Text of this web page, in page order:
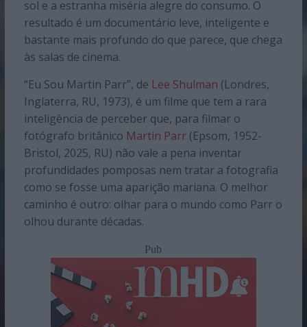
sol e a estranha miséria alegre do consumo. O
resultado é um documentário leve, inteligente e
bastante mais profundo do que parece, que chega
às salas de cinema.
“Eu Sou Martin Parr”, de Lee Shulman (Londres,
Inglaterra, RU, 1973), é um filme que tem a rara
inteligência de perceber que, para filmar o
fotógrafo britânico Martin Parr(Epsom, 1952-
Bristol, 2025, RU) não vale a pena inventar
profundidades pomposas nem tratar a fotografia
como se fosse uma aparição mariana. O melhor
caminho é outro: olhar para o mundo como Parr o
olhou durante décadas.
Pub